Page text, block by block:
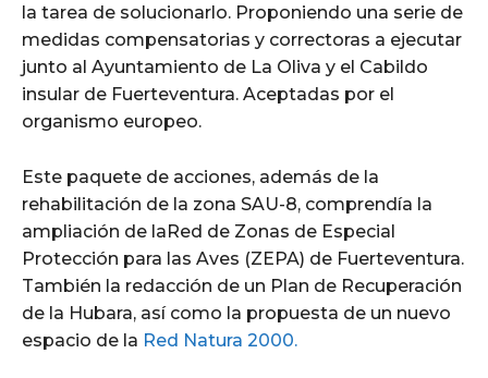
la tarea de solucionarlo. Proponiendo una serie de
medidas compensatorias y correctoras a ejecutar
junto al Ayuntamiento de La Oliva y el Cabildo
insular de Fuerteventura. Aceptadas por el
organismo europeo.
Este paquete de acciones, además de la
rehabilitación de la zona SAU-8, comprendía la
ampliación de laRed de Zonas de Especial
Protección para las Aves (ZEPA) de Fuerteventura.
También la redacción de un Plan de Recuperación
de la Hubara, así como la propuesta de un nuevo
espacio de la Red Natura 2000.